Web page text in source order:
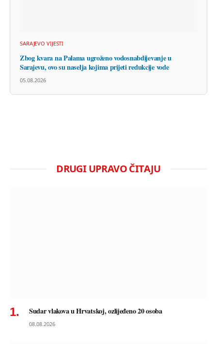
SARAJEVO VIJESTI
Zbog kvara na Palama ugroženo vodosnabdijevanje u
Sarajevu, ovo su naselja kojima prijeti redukcije vode
05.08.2026
DRUGI UPRAVO ČITAJU
Sudar vlakova u Hrvatskoj, ozlijeđeno 20 osoba
08.08.2026